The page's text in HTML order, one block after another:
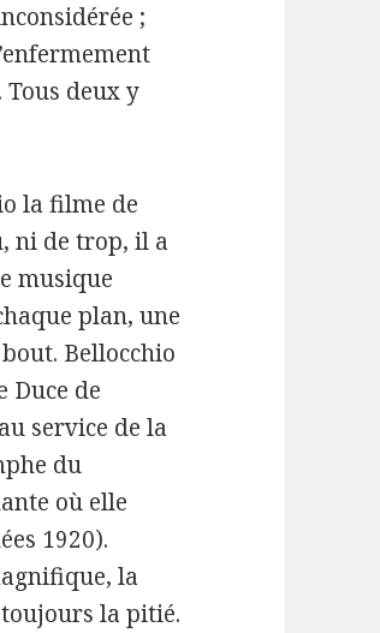
;
Tous deux y
la filme de
ni de trop, il a
musique
plan, une
Bellocchio
de
service de la
du
où elle
1920).
la
la pitié.